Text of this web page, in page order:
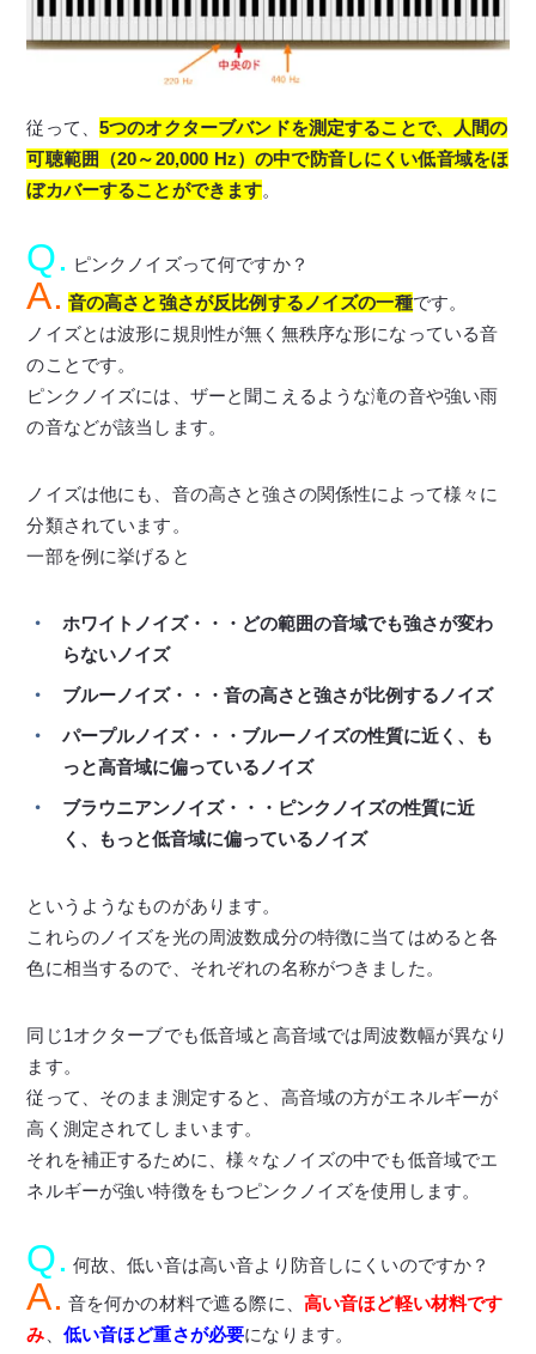
従って、5つのオクターブバンドを測定することで、人間の
可聴範囲（20～20,000 Hz）の中で防音しにくい低音域をほ
ぼカバーすることができます。
Q. ピンクノイズって何ですか？
A. 音の高さと強さが反比例するノイズの一種です。
ノイズとは波形に規則性が無く無秩序な形になっている音
のことです。
ピンクノイズには、ザーと聞こえるような滝の音や強い雨
の音などが該当します。
ノイズは他にも、音の高さと強さの関係性によって様々に
分類されています。
一部を例に挙げると
ホワイトノイズ・・・どの範囲の音域でも強さが変わ
らないノイズ
ブルーノイズ・・・音の高さと強さが比例するノイズ
パープルノイズ・・・ブルーノイズの性質に近く、も
っと高音域に偏っているノイズ
ブラウニアンノイズ・・・ピンクノイズの性質に近
く、もっと低音域に偏っているノイズ
というようなものがあります。
これらのノイズを光の周波数成分の特徴に当てはめると各
色に相当するので、それぞれの名称がつきました。
同じ1オクターブでも低音域と高音域では周波数幅が異なり
ます。
従って、そのまま測定すると、高音域の方がエネルギーが
高く測定されてしまいます。
それを補正するために、様々なノイズの中でも低音域でエ
ネルギーが強い特徴をもつピンクノイズを使用します。
Q. 何故、低い音は高い音より防音しにくいのですか？
A. 音を何かの材料で遮る際に、 高い音ほど軽い材料です
み
低い音ほど重さが必要になります。